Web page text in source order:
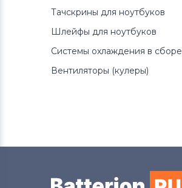
Тачскрины для ноутбуков
Шлейфы для ноутбуков
Системы охлаждения в сборе
Вентиляторы (кулеры)